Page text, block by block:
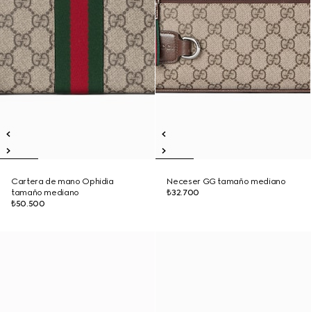
Cartera de mano Ophidia
tamaño mediano
₺50.500
Neceser GG tamaño mediano
₺32.700